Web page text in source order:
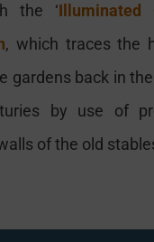
the ‘Illuminated
, which traces the
gardens back in
by use of
of the old